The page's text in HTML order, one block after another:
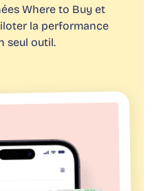
Where to Buy et
la performance
seul outil.